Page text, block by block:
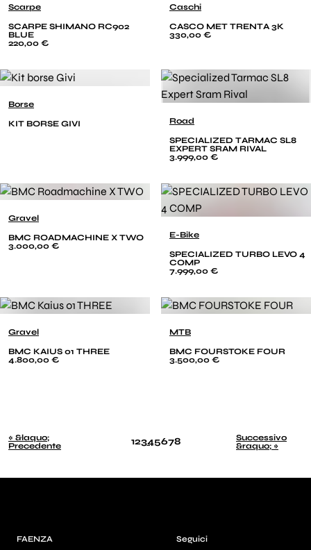
Scarpe
SCARPE SHIMANO RC902
BLUE
220,00 €
Caschi
CASCO MET TRENTA 3K
330,00 €
Borse
KIT BORSE GIVI
Road
SPECIALIZED TARMAC SL8
EXPERT SRAM RIVAL
3.999,00 €
Gravel
BMC ROADMACHINE X TWO
3.000,00 €
E-Bike
SPECIALIZED TURBO LEVO 4
COMP
7.999,00 €
Gravel
BMC KAIUS 01 THREE
4.800,00 €
MTB
BMC FOURSTOKE FOUR
3.500,00 €
« &laquo;
Precedente
12345678
Successivo
&raquo; »
FAENZA Seguici